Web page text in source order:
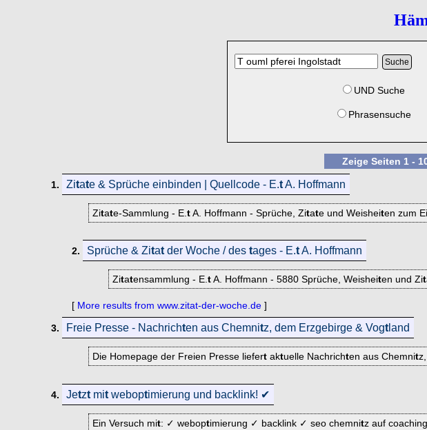
UND Suche
Phrasensuche
Zeige Seiten 1 -
1. Zitate & Sprüche einbinden | Quellcode - E.tA. Hoffmann
Zitate-Sammlung - E.tA. Hoffmann - Sprüche, Zitate und Weisheiten zum
2. Sprüche & Zitat der Woche / destages - E.tA. Hoffmann
Zitatensammlung - E. tA. Hoffmann - 5880 Sprüche, Weisheiten und Zit
[ More results from www.zitat-der-woche.de ]
3. Freie Presse - Nachrichten aus Chemnitz, dem Erzgebirge & Vogt land
Die Homepage der Freien Presse liefert aktuelle Nachrichten aus Chemnit
4. Jetzt mit weboptimierung und backlink! ✔
Ein Versuch mit: ✓ weboptimierung ✓ backlink ✓ seo chemnitz auf